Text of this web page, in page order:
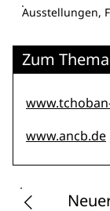
Ausstellungen,
Zum Thema
www.ancb.de